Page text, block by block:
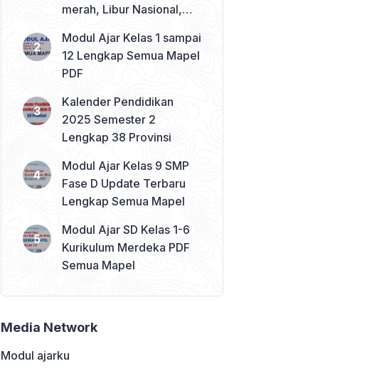
merah, Libur Nasional,
Modul Ajar Kelas 1 sampai
12 Lengkap Semua Mapel
PDF
Kalender Pendidikan
2025 Semester 2
Lengkap 38 Provinsi
Modul Ajar Kelas 9 SMP
Fase D Update Terbaru
Lengkap Semua Mapel
Modul Ajar SD Kelas 1-6
Kurikulum Merdeka PDF
Semua Mapel
Media Network
Modul ajarku